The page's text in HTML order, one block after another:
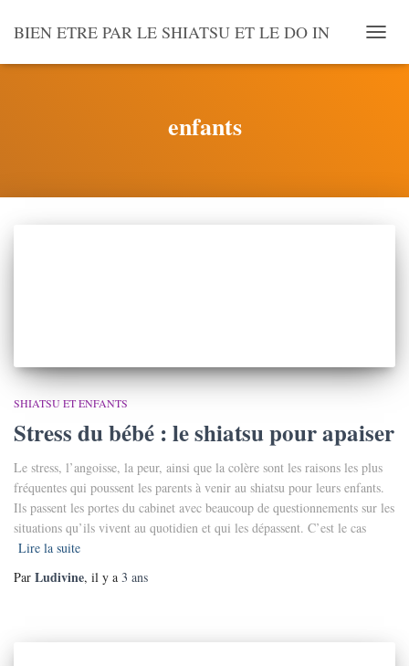
BIEN ETRE PAR LE SHIATSU ET LE DO IN
LA
enfants
SHIATSU ET ENFANTS
Stress du bébé : le shiatsu pour apaiser
Le stress, l’angoisse, la peur, ainsi que la colère sont les raisons les plus
fréquentes qui poussent les parents à venir au shiatsu pour leurs enfants.
Ils passent les portes du cabinet avec beaucoup de questionnements sur les
situations qu’ils vivent au quotidien et qui les dépassent. C’est le cas
Lire la suite
Par Ludivine, il y a 3 ans